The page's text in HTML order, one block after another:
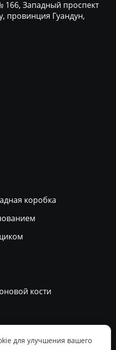
166, Западный проспект
провинция Гуандун,
коробка
кости
для улучшения вашего